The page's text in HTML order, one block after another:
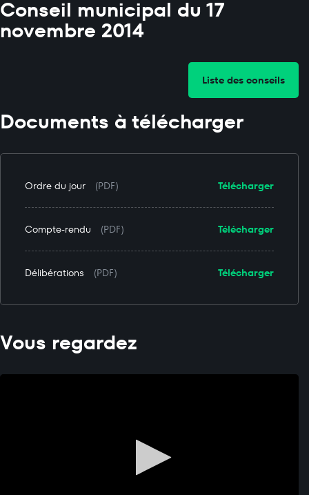
Conseil municipal du 17
novembre 2014
Liste des conseils
Documents à télécharger
Télécharger
Ordre du jour (PDF)
Télécharger
Compte-rendu (PDF)
Télécharger
Délibérations (PDF)
Vous regardez